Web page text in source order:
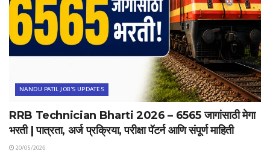
NANDU PATIL JOB'S UPDATES
RRB Technician Bharti 2026 – 6565 जागांसाठी मेगा
भरती | पात्रता, अर्ज प्रक्रिया, परीक्षा पॅटर्न आणि संपूर्ण माहिती
20/05/2026